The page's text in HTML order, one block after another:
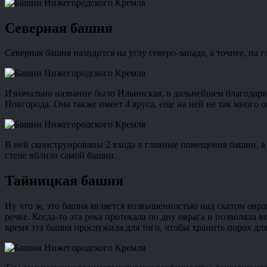
Северная башня
Северная башня находится на углу северо-запада, а точнее,
Изначально название было Ильинская, в дальнейшем
Новгорода. Она также имеет 4 яруса, еще на ней не так много
В ней сконструированы 2 входа в главные помещения башни, а
стене вблизи самой башни.
Тайницкая башня
Ну что ж, это башня является возвышенностью над скатом
речке. Когда-то эта река протекала по дну оврага и
время эта башня прослужила для того, чтобы хранить порох